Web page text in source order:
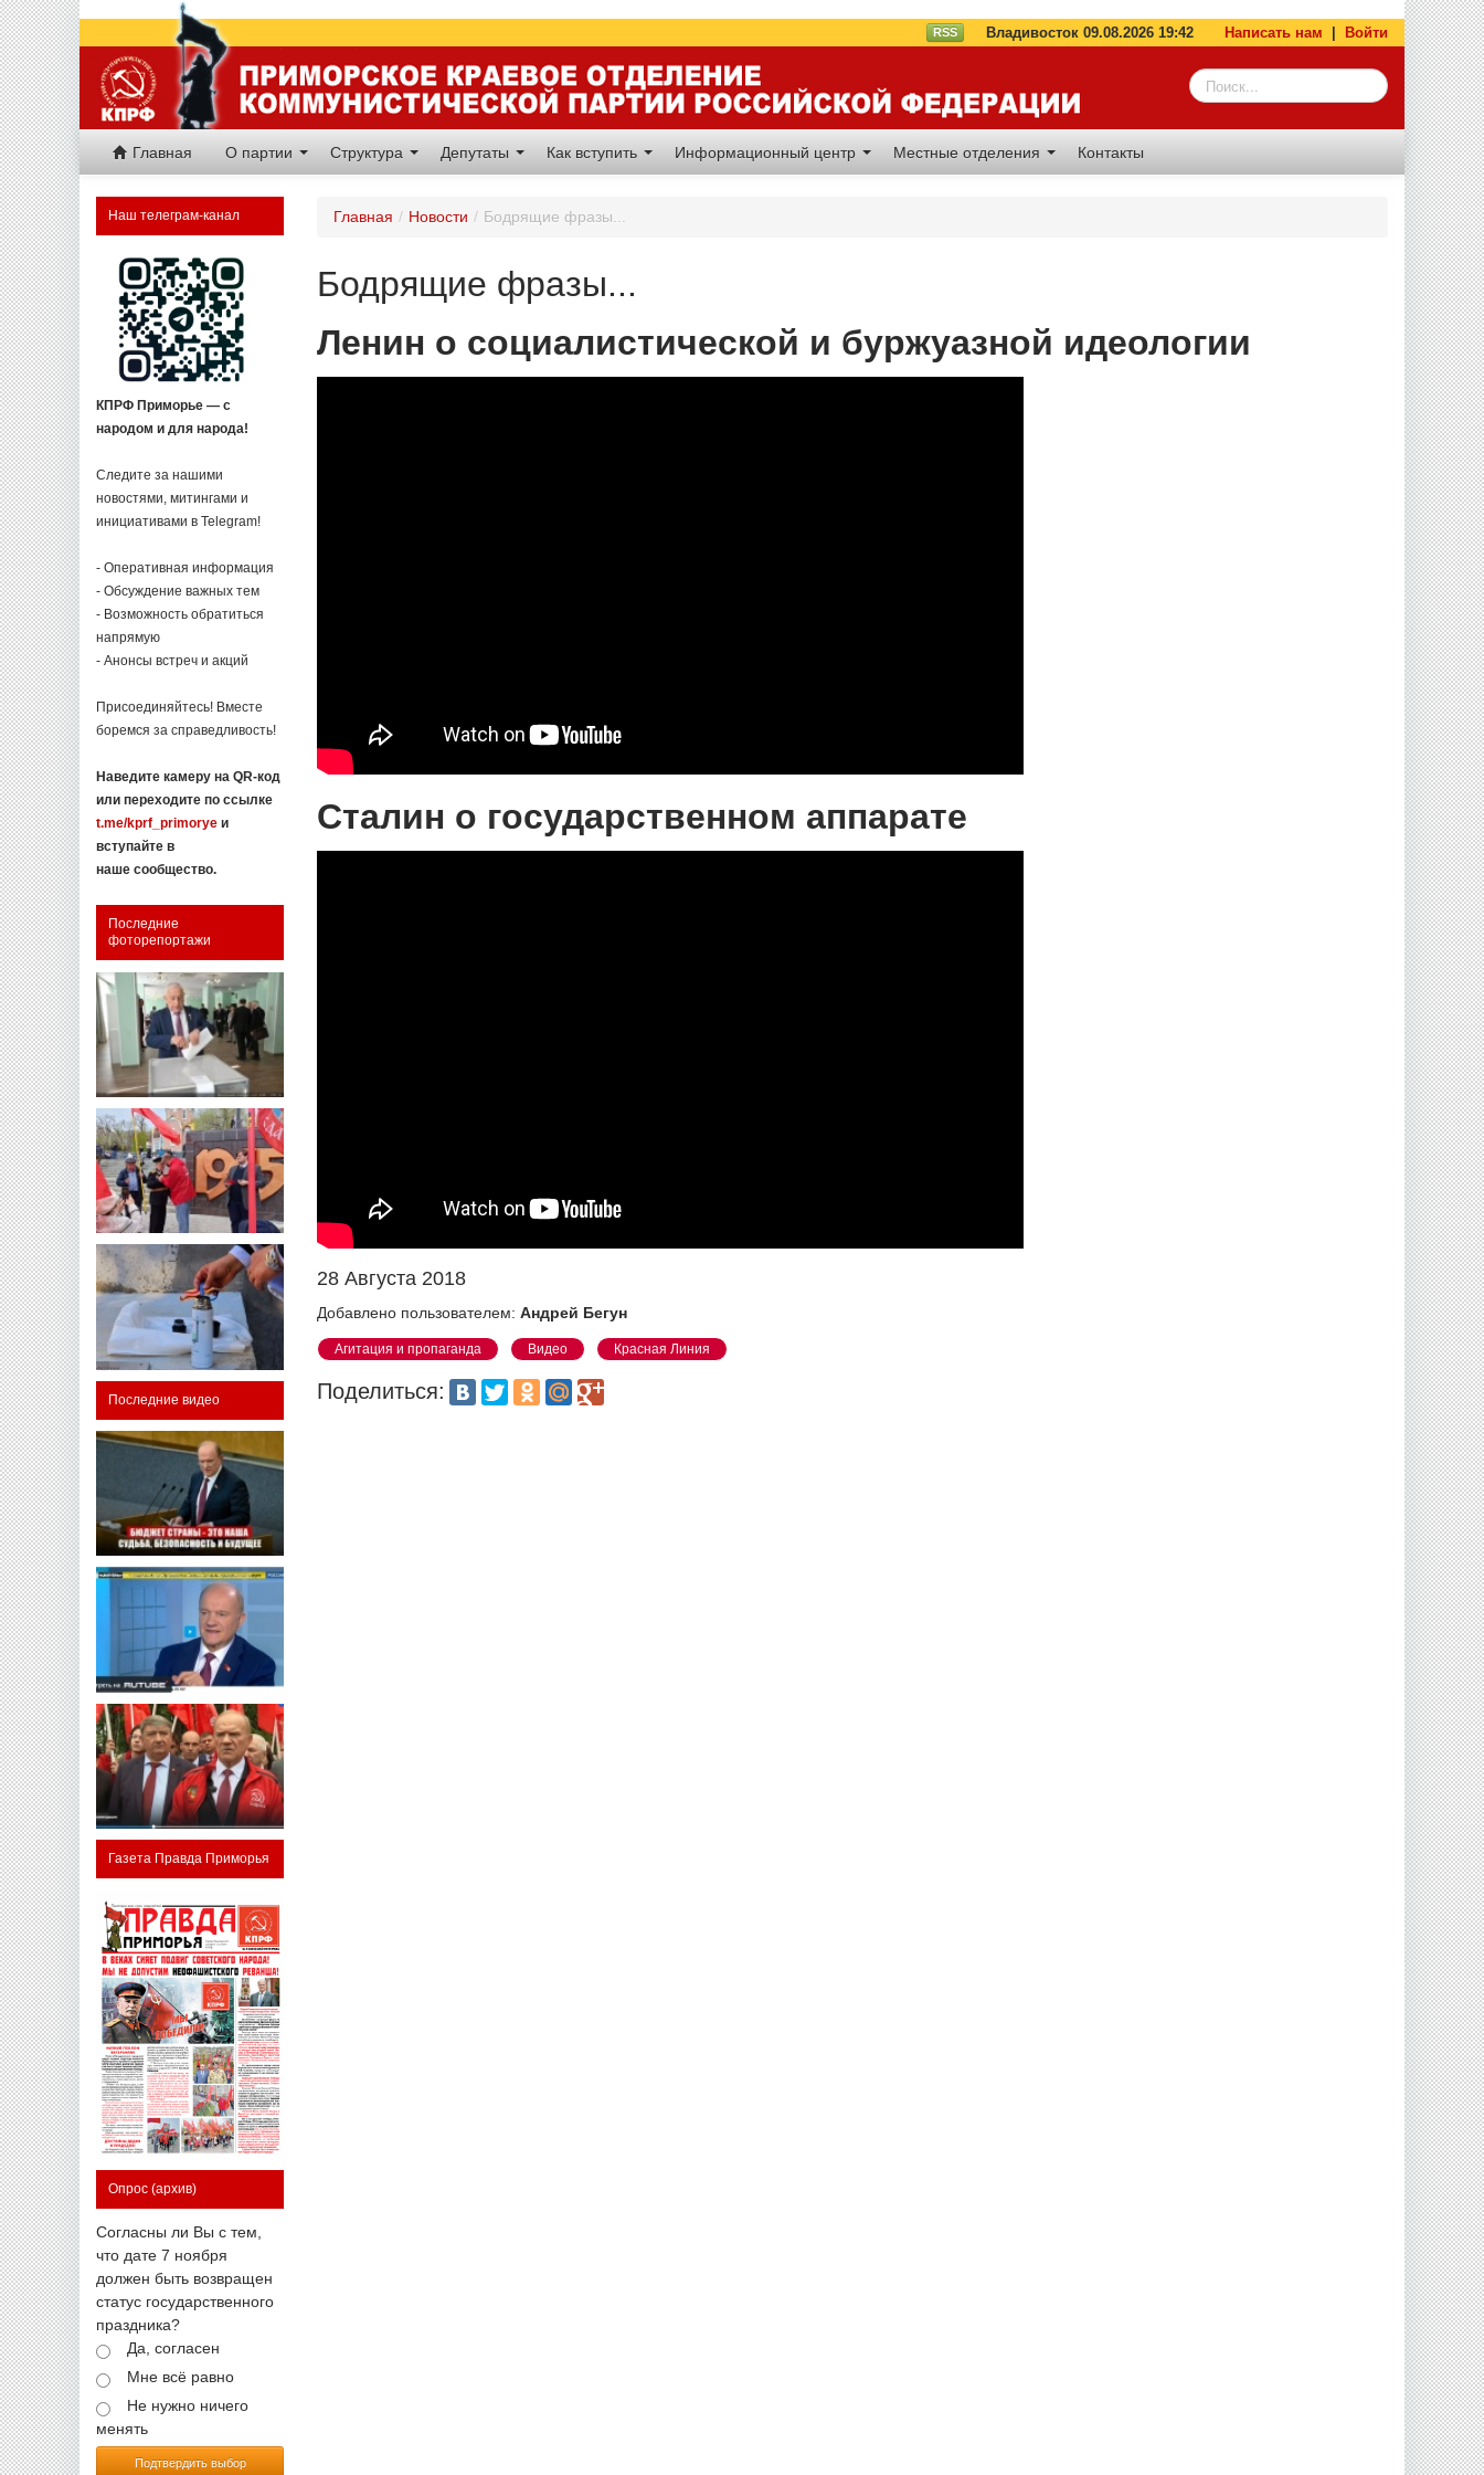
RSS Владивосток 09.08.2026 19:42 Написать нам Войти
Главная О партии Структура Депутаты Как вступить Информационный центр Местные отделения Контакты
Наш телеграм-канал
КПРФ Приморье — с
народом и для народа!
Следите за нашими
новостями, митингами и
инициативами в Telegram!
- Оперативная информация
- Обсуждение важных тем
- Возможность обратиться
напрямую
- Анонсы встреч и акций
Присоединяйтесь! Вместе
боремся за справедливость!
Наведите камеру на QR-код
или переходите по ссылке
t.me/kprf_primorye и
вступайте в
наше сообщество.
Последние
фоторепортажи
Последние видео
Газета Правда Приморья
Опрос (архив)
Согласны ли Вы с тем,
что дате 7 ноября
должен быть возвращен
статус государственного
праздника?
Да, согласен
Мне всё равно
Не нужно ничего
менять
Подтвердить выбор
Главная / Новости / Бодрящие фразы...
Бодрящие фразы...
Ленин о социалистической и буржуазной идеологии
Сталин о государственном аппарате​
28 Августа 2018
Добавлено пользователем: Андрей Бегун
Агитация и пропаганда Видео Красная Линия
Поделиться: